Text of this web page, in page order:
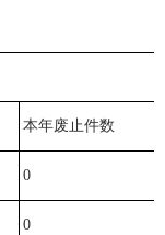
本年废止件数
0
0